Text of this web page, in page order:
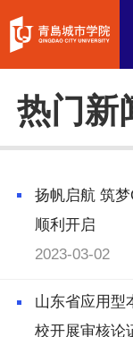
热门新
扬帆启航 筑
顺利开启
2023-03-02
山东省应用型
校开展审核论